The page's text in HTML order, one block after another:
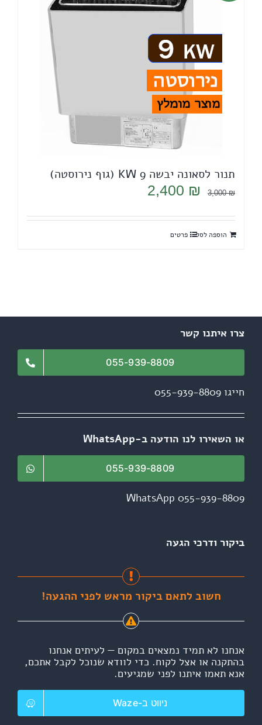
תנור לסאונה יבשה 9 KW (גוף נירוסטה)
3,000₪
המחיר
היה:
3,000 ₪.
2,400 ₪
הוא:
הוספה לסל פרטים
צרו איתנו קשר
055-939-8809
חייגו 055-939-8809
או השאירו לנו הודעה ב-WhatsApp
055-939-8809
WhatsApp 055-939-8809
ביקור ודרכי הגעה
חשוב לתאם ביקור מראש לפני ההגעה!
אנחנו לא תמיד נמצאים במקום — לעיתים אנחנו
בהתקנה או אצל לקוח. כדי לוודא שנוכל לקבל אתכם,
אנא תאמו איתנו לפני שמגיעים.
ניווט ב-Waze